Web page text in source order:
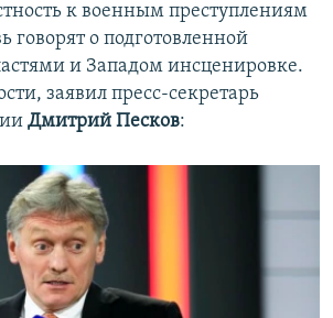
к военным преступлениям
говорят о подготовленной
и Западом инсценировке.
заявил пресс-секретарь
Дмитрий Песков: